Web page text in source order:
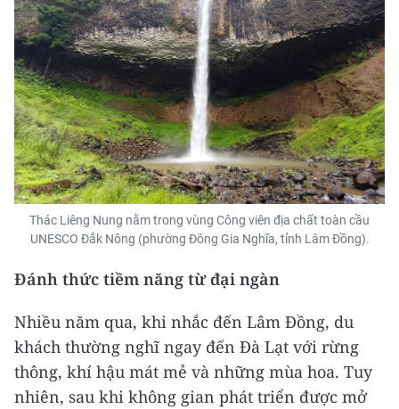
Thác Liêng Nung nằm trong vùng Công viên địa chất toàn cầu
UNESCO Đắk Nông (phường Đông Gia Nghĩa, tỉnh Lâm Đồng).
Đánh thức tiềm năng từ đại ngàn
Nhiều năm qua, khi nhắc đến Lâm Đồng, du
khách thường nghĩ ngay đến Đà Lạt với rừng
thông, khí hậu mát mẻ và những mùa hoa. Tuy
nhiên, sau khi không gian phát triển được mở